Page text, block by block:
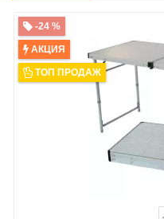
-24 %
АКЦИЯ
ТОП ПРОДАЖ